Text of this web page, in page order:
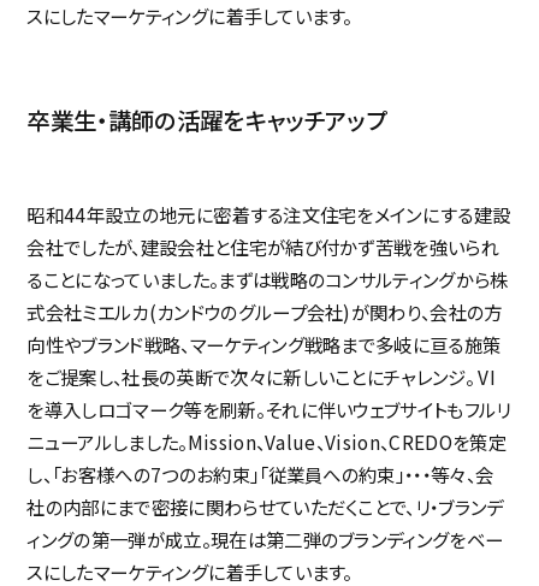
スにしたマーケティングに着手しています。
卒業生・講師の活躍をキャッチアップ
昭和44年設立の地元に密着する注文住宅をメインにする建設
会社でしたが、建設会社と住宅が結び付かず苦戦を強いられ
ることになっていました。まずは戦略のコンサルティングから株
式会社ミエルカ(カンドウのグループ会社)が関わり、会社の方
向性やブランド戦略、マーケティング戦略まで多岐に亘る施策
をご提案し、社長の英断で次々に新しいことにチャレンジ。 VI
を導入しロゴマーク等を刷新。それに伴いウェブサイトもフルリ
ニューアルしました。Mission、Value、Vision、CREDOを策定
し、「お客様への7つのお約束」「従業員への約束」・・・等々、会
社の内部にまで密接に関わらせていただくことで、リ・ブランデ
ィングの第一弾が成立。現在は第二弾のブランディングをベー
スにしたマーケティングに着手しています。
ミエルカ